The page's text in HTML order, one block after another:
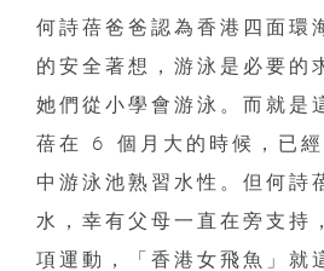
何詩蓓爸爸認為香港四面環
的安全著想，游泳是必要的
她們從小學會游泳。而就是
蓓在 6 個月大的時候，已
中游泳池熟習水性。但何詩
水，幸有父母一直在旁支持
項運動，「香港女飛魚」就